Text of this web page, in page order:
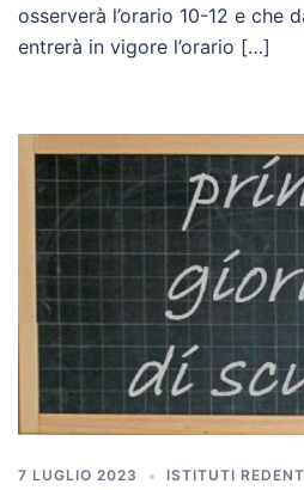
osserverà l’orario 10-12 e che
entrerà in vigore l’orario […]
7 LUGLIO 2023 ISTITUTI